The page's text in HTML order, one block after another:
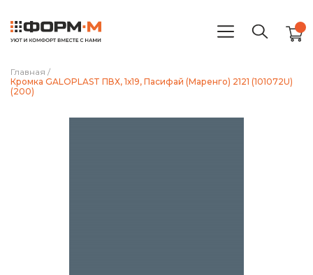
Главная /
Кромка GALOPLAST ПВХ, 1х19, Пасифай (Маренго) 2121 (101072U)
(200)